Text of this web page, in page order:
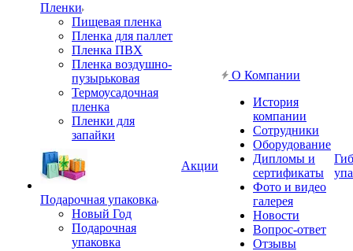
Пленки
Пищевая пленка
Пленка для паллет
Пленка ПВХ
Пленка воздушно-
пузырьковая
Термоусадочная
пленка
Пленки для
запайки
Подарочная упаковка
Новый Год
Подарочная
упаковка
Акции
О Компании
История
компании
Сотрудники
Оборудование
Дипломы и
сертификаты
Фото и видео
галерея
Новости
Вопрос-ответ
Отзывы